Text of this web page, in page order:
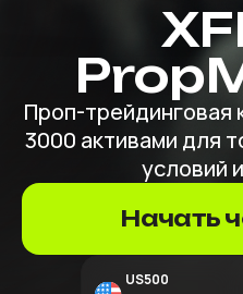
Проп-трейдинговая
3000 активами для
условий
Начать
US500